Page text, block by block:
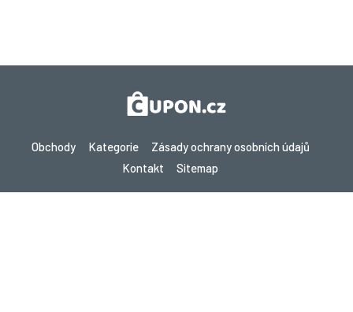
Obchody Kategorie
Zásady ochrany osobních údajů
Kontakt
Sitemap